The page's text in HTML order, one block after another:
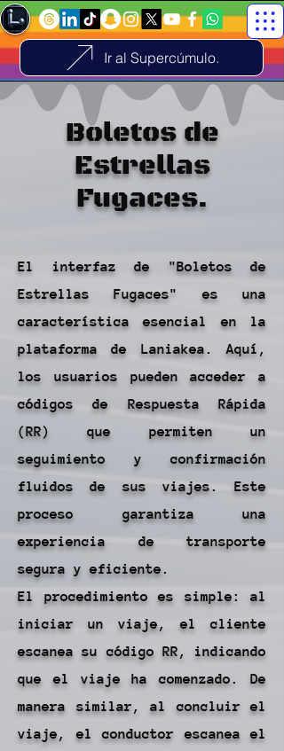
Ir al Supercúmulo.
Boletos de
Estrellas
Fugaces.
El interfaz de "Boletos de
Estrellas Fugaces" es una
característica esencial en la
plataforma de Laniakea. Aquí,
los usuarios pueden acceder a
códigos de Respuesta Rápida
(RR) que permiten un
seguimiento y confirmación
fluidos de sus viajes. Este
proceso garantiza una
experiencia de transporte
segura y eficiente.
El procedimiento es simple: al
iniciar un viaje, el cliente
escanea su código RR, indicando
que el viaje ha comenzado. De
manera similar, al concluir el
viaje, el conductor escanea el